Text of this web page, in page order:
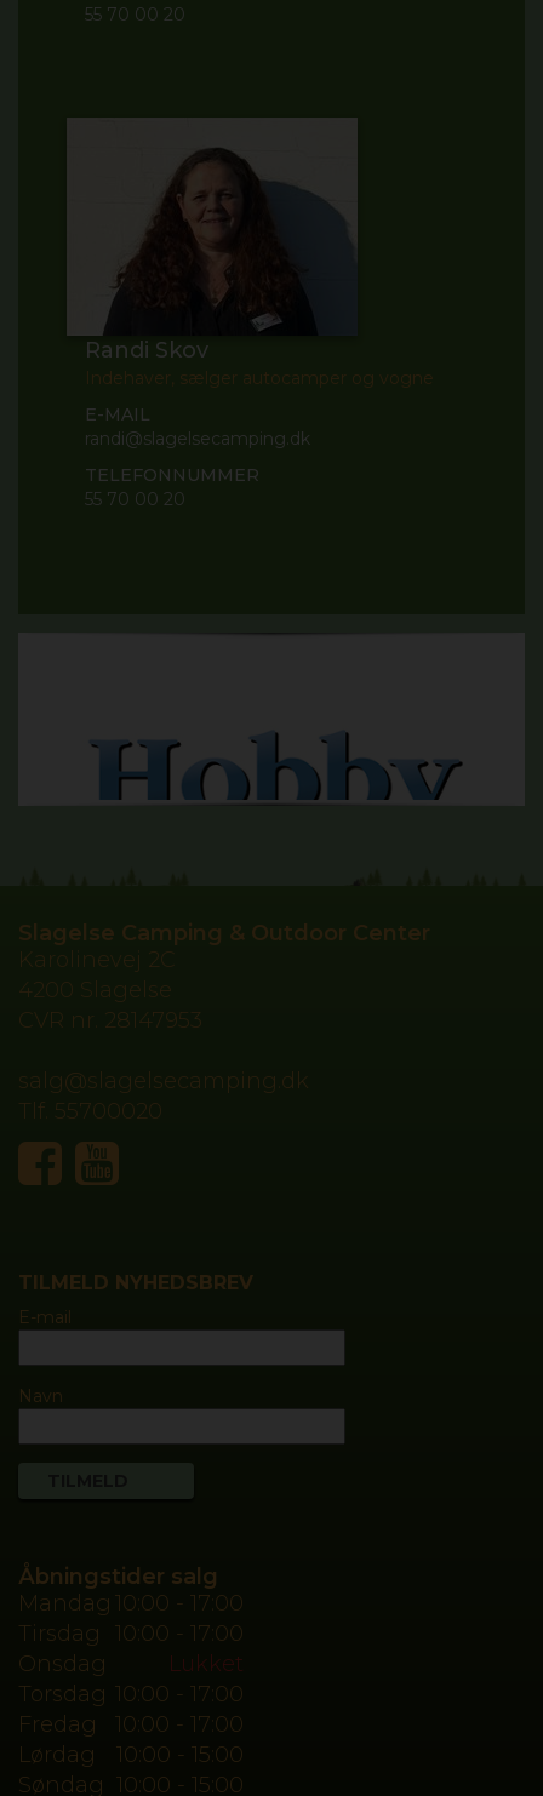
55 70 00 20
Randi Skov
Indehaver, sælger autocamper og vogne
E-MAIL
randi@slagelsecamping.dk
TELEFONNUMMER
55 70 00 20
Slagelse Camping & Outdoor Center
Karolinevej 2C
4200 Slagelse
CVR nr. 28147953
salg@slagelsecamping.dk
Tlf. 55700020
TILMELD NYHEDSBREV
E-mail
Navn
Åbningstider salg
Mandag 10:00 - 17:00
Tirsdag
10:00 - 17:00
Onsdag
Lukket
Torsdag 10:00 - 17:00
Fredag
10:00 - 17:00
Lørdag
10:00 - 15:00
Søndag 10:00 - 15:00